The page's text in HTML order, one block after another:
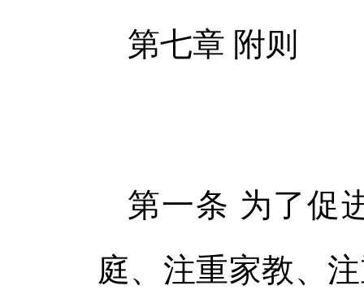
第七章 附则
第一条 为了促
庭、注重家教、